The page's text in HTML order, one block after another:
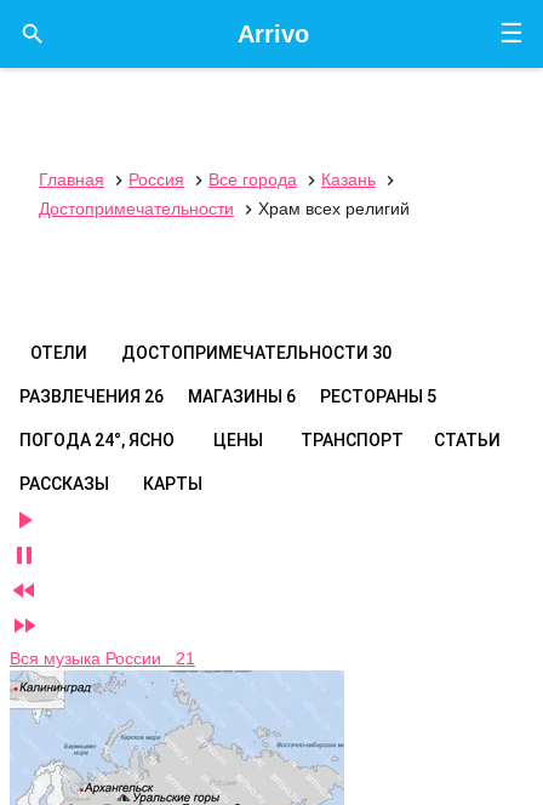
☰
Arrivo

Главная  Россия  Все города  Казань

Достопримечательности
 Храм всех религий
ОТЕЛИ ДОСТОПРИМЕЧАТЕЛЬНОСТИ 30
РАЗВЛЕЧЕНИЯ 26 МАГАЗИНЫ 6 РЕСТОРАНЫ 5
ПОГОДА 24°, ЯСНО ЦЕНЫ ТРАНСПОРТ СТАТЬИ
РАССКАЗЫ КАРТЫ




Вся музыка России 21